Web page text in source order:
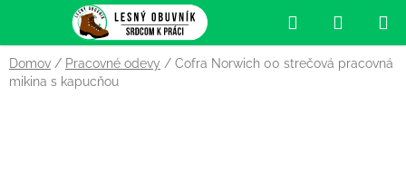
obsah
Hľadať
KOŠÍK
Domov / Pracovné odevy / Cofra Norwich 00 strečová pracovná
mikina s kapucňou